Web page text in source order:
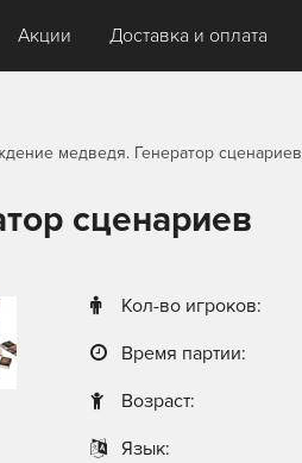
Акции Доставка и оплата
медведя. Генератор сценариев
сценариев
Кол-во игроков:
Время партии:
Возраст:
Язык: